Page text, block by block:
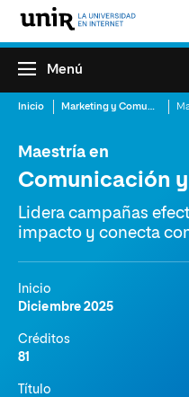
Menú
Inicio Marketing y Comunicación
Maestría en
Comunicación
Lidera campañas
impacto y conecta
Inicio
Diciembre 2025
Créditos
81
Título